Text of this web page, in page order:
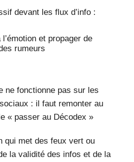
devant les flux d’info :
et propager de
rumeurs
ne fonctionne pas sur les
: il faut remonter au
« passer au Décodex »
qui met des feux vert ou
la validité des infos et de la